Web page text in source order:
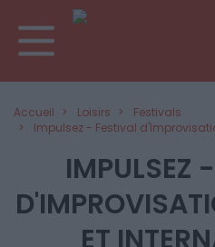
Accueil Loisirs
Festivals
Impulsez - Festival
IMPULSEZ